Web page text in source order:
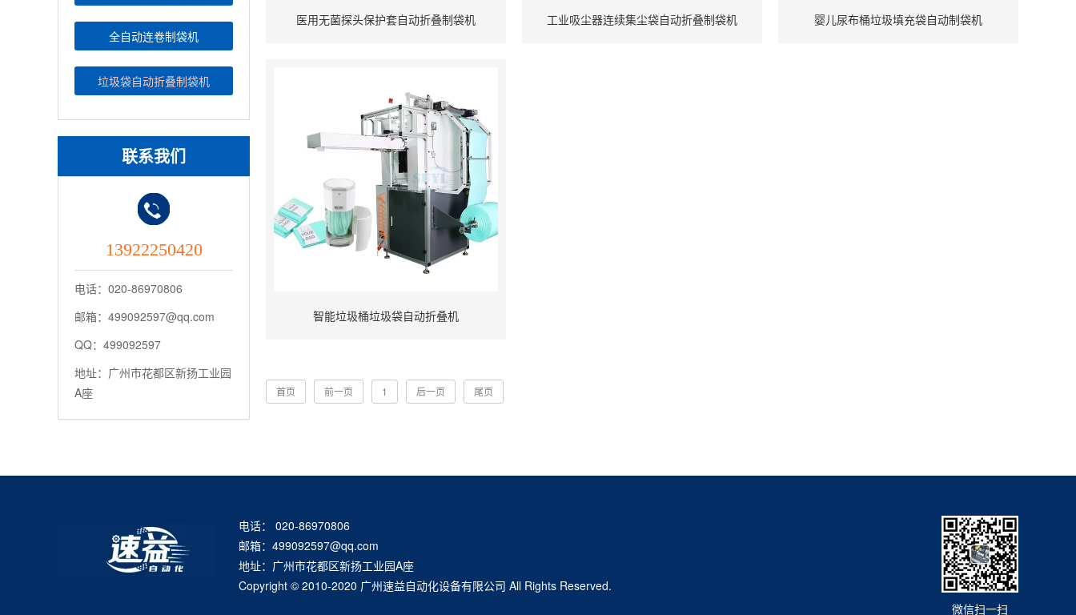
全自动连卷制袋机
垃圾袋自动折叠制袋机
联系我们
13922250420
电话：020-86970806
邮箱：499092597@qq.com
QQ：499092597
地址：广州市花都区新扬工业园
A座
医用无菌探头保护套自动折叠制袋机 工业吸尘器连续集尘袋自动折叠制袋机 婴儿尿布桶垃圾填充袋自动制袋机
智能垃圾桶垃圾袋自动折叠机
首页 前一页 1 后一页 尾页
微信扫一扫
电话： 020-86970806
邮箱：499092597@qq.com
地址：广州市花都区新扬工业园A座
Copyright © 2010-2020 广州速益自动化设备有限公司 All Rights Reserved.